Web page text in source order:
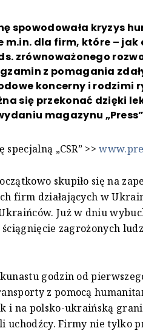
spowodowała kryzys
m.in. dla firm, które – jak
zrównoważonego
z pomagania
koncerny i rodzimi
się przekonać dzięki
magazynu
specjalną „CSR” >>
skupiło się na
firm działających w
Już w dniu
ściągnięcie zagrożonych
godzin od
z pomocą
i na polsko-ukraińską
Firmy nie tylko